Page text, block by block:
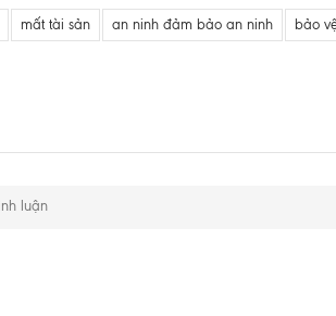
mất tài sản an ninh đảm bảo an ninh bảo